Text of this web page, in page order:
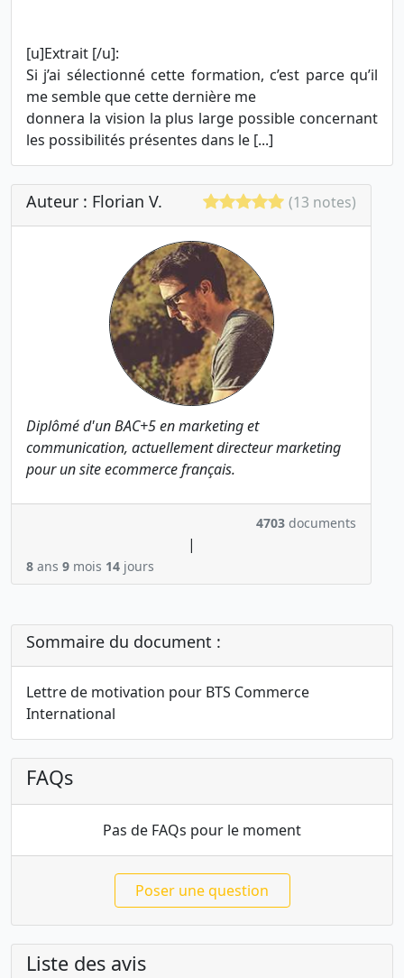
[u]Extrait [/u]:
Si j’ai sélectionné cette formation, c’est parce qu’il
me semble que cette dernière me
donnera la vision la plus large possible concernant
les possibilités présentes dans le [...]
Auteur : Florian V. (13 notes)
Diplômé d'un BAC+5 en marketing et
communication, actuellement directeur marketing
pour un site ecommerce français.
4703 documents
|
8 ans 9 mois 14 jours
Sommaire du document :
Lettre de motivation pour BTS Commerce
International
FAQs
Pas de FAQs pour le moment
Poser une question
Liste des avis